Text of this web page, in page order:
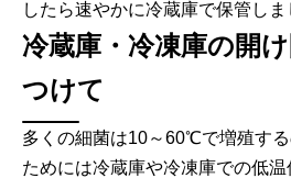
したら速やかに冷蔵庫で保管しま
冷蔵庫・冷凍庫の開
つけて
多くの細菌は10～60℃で増殖する
ためには冷蔵庫や冷凍庫での低